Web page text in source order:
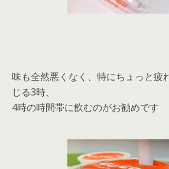
味も全然悪くなく、特にちょっと疲
じる3時、
4時の時間帯に飲むのがお勧めです